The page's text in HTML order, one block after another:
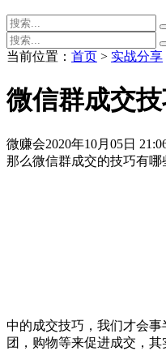
当前位置： 首页 > 实战分享
微信群成交
微赚会2020年10月05日
那么微信群成交的技巧有
中的成交技巧，我们才会事
团，购物等来促进成交，其